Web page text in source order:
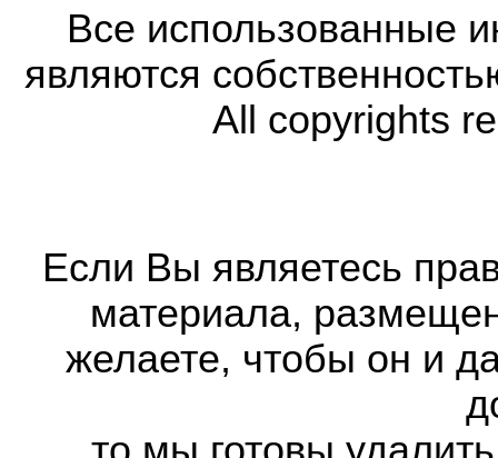
Все использованные
являются
All copyrights
Если Вы являетесь
материала,
желаете, чтобы он и